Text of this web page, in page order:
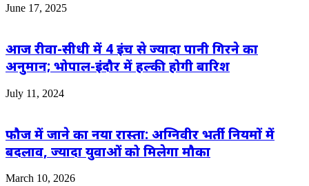
June 17, 2025
आज रीवा-सीधी में 4 इंच से ज्यादा पानी गिरने का
अनुमान; भोपाल-इंदौर में हल्की होगी बारिश
July 11, 2024
फौज में जाने का नया रास्ता: अग्निवीर भर्ती नियमों में
बदलाव, ज्यादा युवाओं को मिलेगा मौका
March 10, 2026